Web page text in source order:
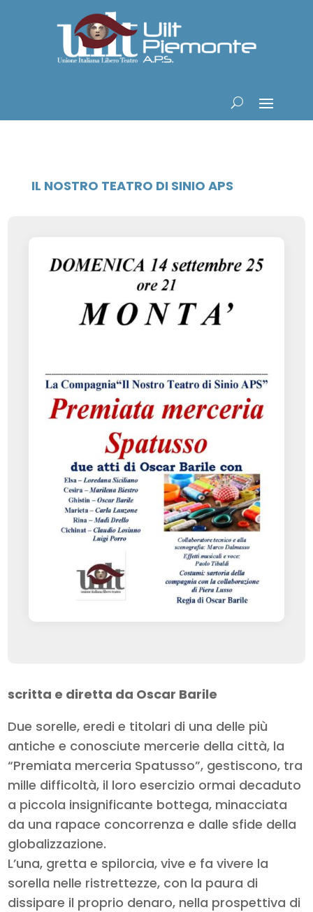
IL NOSTRO TEATRO DI SINIO APS
scritta e diretta da Oscar Barile
Due sorelle, eredi e titolari di una delle più
antiche e conosciute mercerie della città, la
“Premiata merceria Spatusso”, gestiscono, tra
mille difficoltà, il loro esercizio ormai decaduto
a piccola insignificante bottega, minacciata
da una rapace concorrenza e dalle sfide della
globalizzazione.
L’una, gretta e spilorcia, vive e fa vivere la
sorella nelle ristrettezze, con la paura di
dissipare il proprio denaro, nella prospettiva di